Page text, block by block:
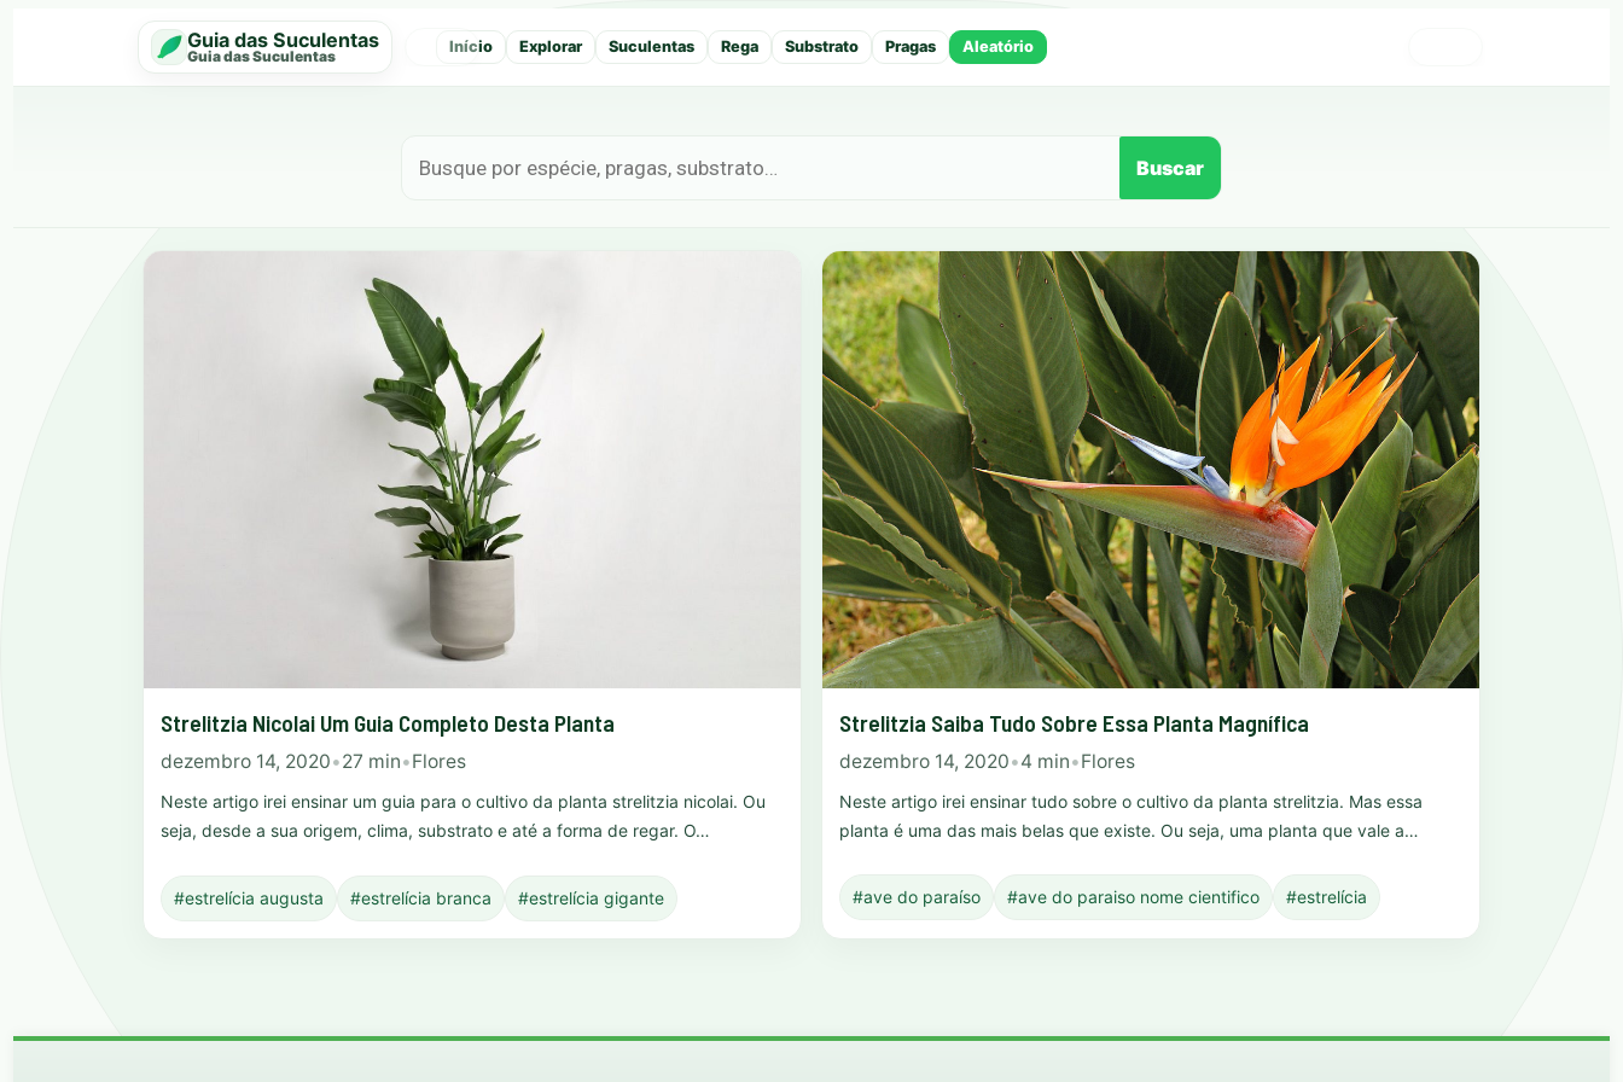
Guia das Suculentas
Guia das Suculentas
Início Explorar Suculentas Rega Substrato Pragas Aleatório
Buscar
Strelitzia Nicolai Um Guia Completo Desta Planta
dezembro 14, 2020•27 min•Flores
Neste artigo irei ensinar um guia para o cultivo da planta strelitzia nicolai. Ou
seja, desde a sua origem, clima, substrato e até a forma de regar. O…
#estrelícia augusta #estrelícia branca #estrelícia gigante
Strelitzia Saiba Tudo Sobre Essa Planta Magnífica
dezembro 14, 2020•4 min•Flores
Neste artigo irei ensinar tudo sobre o cultivo da planta strelitzia. Mas essa
planta é uma das mais belas que existe. Ou seja, uma planta que vale a…
#ave do paraíso #ave do paraiso nome cientifico #estrelícia